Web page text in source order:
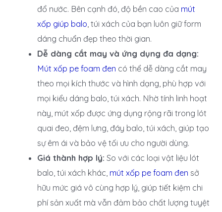
đổ nước. Bên cạnh đó, độ bền cao của mút
xốp giúp balo, túi xách của bạn luôn giữ form
dáng chuẩn đẹp theo thời gian.
Dễ dàng cắt may và ứng dụng đa dạng:
Mút xốp pe foam đen có thể dễ dàng cắt may
theo mọi kích thước và hình dạng, phù hợp với
mọi kiểu dáng balo, túi xách. Nhờ tính linh hoạt
này, mút xốp được ứng dụng rộng rãi trong lót
quai đeo, đệm lưng, đáy balo, túi xách, giúp tạo
sự êm ái và bảo vệ tối ưu cho người dùng.
Giá thành hợp lý: So với các loại vật liệu lót
balo, túi xách khác, mút xốp pe foam đen sở
hữu mức giá vô cùng hợp lý, giúp tiết kiệm chi
phí sản xuất mà vẫn đảm bảo chất lượng tuyệt